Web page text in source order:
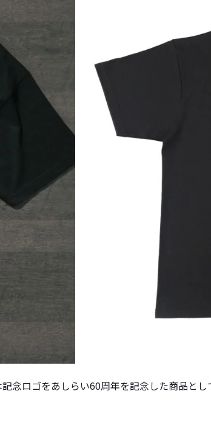
念ロゴをあしらい60周年を記念した商品とし